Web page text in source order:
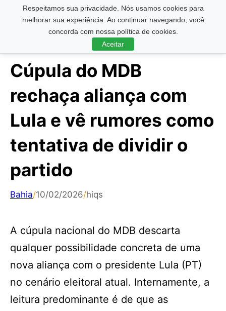
Respeitamos sua privacidade. Nós usamos cookies para
melhorar sua experiência. Ao continuar navegando, você
concorda com nossa política de cookies.
Aceitar
Pesquisar ...
Cúpula do MDB
rechaça aliança com
Lula e vê rumores como
tentativa de dividir o
partido
Bahia/10/02/2026/hiqs
A cúpula nacional do MDB descarta
qualquer possibilidade concreta de uma
nova aliança com o presidente Lula (PT)
no cenário eleitoral atual. Internamente, a
leitura predominante é de que as